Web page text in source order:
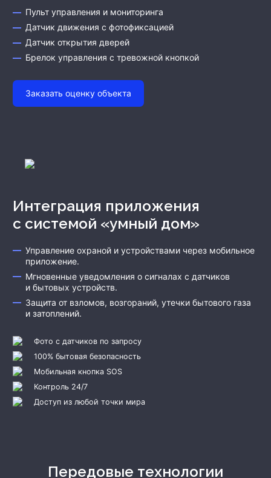
Пульт управления и мониторинга
Датчик движения с фотофиксацией
Датчик открытия дверей
Брелок управления с тревожной кнопкой
Заказать оценку объекта
Интеграция приложения
с системой «умный дом»
Управление охраной и устройствами через мобильное
приложение.
Мгновенные уведомления о сигналах с датчиков
и бытовых устройств.
Защита от взломов, возгораний, утечки бытового газа
и затоплений.
Фото с датчиков по запросу
100% бытовая безопасность
Мобильная кнопка SOS
Контроль 24/7
Доступ из любой точки мира
Передовые технологии